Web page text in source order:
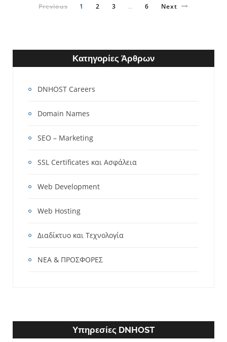
Previous 1 2 3 … 6 Next
Κατηγορίες Άρθρων
DNHOST Careers
Domain Names
SEO – Marketing
SSL Certificates και Ασφάλεια
Web Development
Web Hosting
Διαδίκτυο και Τεχνολογία
ΝΕΑ & ΠΡΟΣΦΟΡΕΣ
Υπηρεσίες DNHOST